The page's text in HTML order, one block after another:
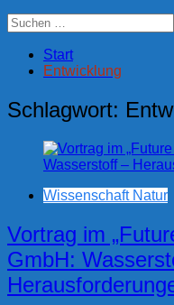
Start
Entwicklung
Schlagwort:
Wissenschaft Natur
Vortrag im
GmbH: